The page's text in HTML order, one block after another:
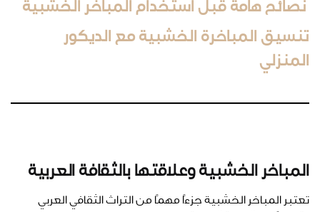
نصائح هامة قبل استخدام المباخر الخشبية
تنسيق المباخرة الخشبية مع الديكور
المنزلي
المباخر الخشبية وعلاقتها بالثقافة العربية
تعتبر المباخر الخشبية جزءًا مهمًا من التراث الثقافي العربي